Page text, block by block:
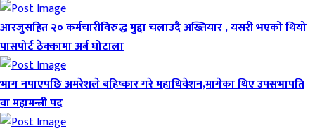
आरजुसहित २० कर्मचारीविरुद्ध मुद्दा चलाउदै अख्तियार , यसरी भएको थियो
पासपोर्ट ठेक्कामा अर्ब घोटाला
भाग नपाएपछि अमरेशले बहिष्कार गरे महाधिवेशन,मागेका थिए उपसभापति
वा महामन्त्री पद